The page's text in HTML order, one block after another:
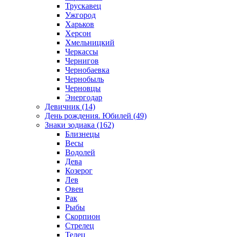
Трускавец
Ужгород
Харьков
Херсон
Хмельницкий
Черкассы
Чернигов
Чернобаевка
Чернобыль
Черновцы
Энергодар
Девичник (14)
День рождения. Юбилей (49)
Знаки зодиака (162)
Близнецы
Весы
Водолей
Дева
Козерог
Лев
Овен
Рак
Рыбы
Скорпион
Стрелец
Телец